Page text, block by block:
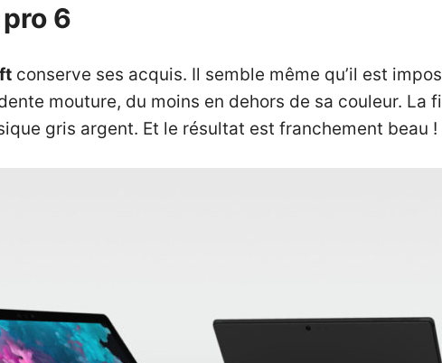
6
conserve ses acquis. Il semble même qu’il est
mouture, du moins en dehors de sa couleur. La
gris argent. Et le résultat est franchement beau !